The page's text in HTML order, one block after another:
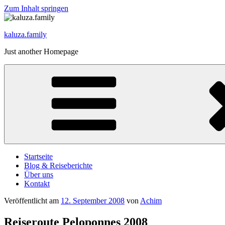
Zum Inhalt springen
kaluza.family
Just another Homepage
Startseite
Blog & Reiseberichte
Über uns
Kontakt
Veröffentlicht am 12. September 2008 von Achim
Reiseroute Peloponnes 2008